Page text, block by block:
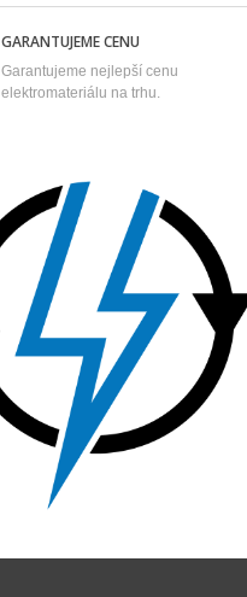
GARANTUJEME CENU
Garantujeme nejlepší cenu
elektromateriálu na trhu.